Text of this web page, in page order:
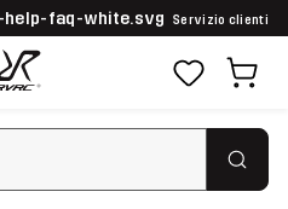
Servizio clienti